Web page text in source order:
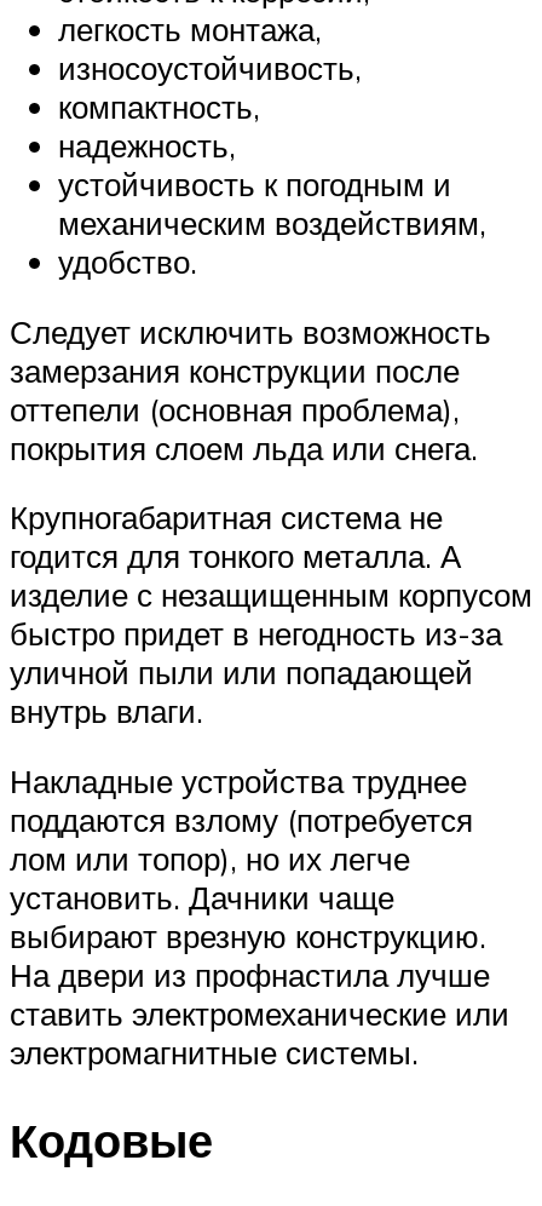
легкость монтажа,
износоустойчивость,
компактность,
надежность,
устойчивость к погодным и
механическим воздействиям,
удобство.
Следует исключить возможность
замерзания конструкции после
оттепели (основная проблема),
покрытия слоем льда или снега.
Крупногабаритная система не
годится для тонкого металла. А
изделие с незащищенным корпусом
быстро придет в негодность из-за
уличной пыли или попадающей
внутрь влаги.
Накладные устройства труднее
поддаются взлому (потребуется
лом или топор), но их легче
установить. Дачники чаще
выбирают врезную конструкцию.
На двери из профнастила лучше
ставить электромеханические или
электромагнитные системы.
Кодовые